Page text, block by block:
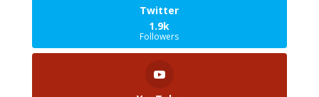
Twitter
1.9k
Followers